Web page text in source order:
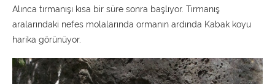
Alınca tırmanışı kısa bir süre sonra başlıyor. Tırmanış
aralarındaki nefes molalarında ormanın ardında Kabak koyu
harika görünüyor.